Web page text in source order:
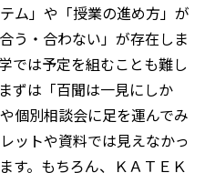
ム」や「授業の進め方」が
う・合わない」が存在しま
では予定を組むことも難し
ずは「百聞は一見にしか
個別相談会に足を運んでみ
ットや資料では見えなかっ
す。もちろん、ＫＡＴＥＫ